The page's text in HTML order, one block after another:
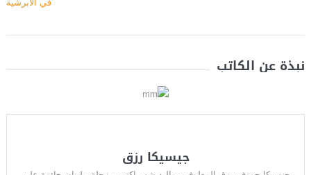
نبذة عن الكاتب
جيسيكا رزق